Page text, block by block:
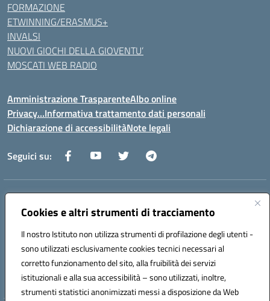
Cookies e altri strumenti di tracciamento
Il nostro Istituto non utilizza strumenti di profilazione degli utenti -
sono utilizzati esclusivamente cookies tecnici necessari al
corretto funzionamento del sito, alla fruibilità dei servizi
istituzionali e alla sua accessibilità – sono utilizzati, inoltre,
strumenti statistici anonimizzati messi a disposizione da Web
FORMAZIONE
ETWINNING/ERASMUS+
INVALSI
NUOVI GIOCHI DELLA GIOVENTU’
MOSCATI WEB RADIO
Amministrazione TrasparenteAlbo online
Privacy…Informativa trattamento dati personali
Dichiarazione di accessibilitàNote legali
Seguici su:
Indirizzo:
Centralino:089 201032 Email:saic88800v@istruzione.it
Codice fiscale: 80028930651
Codice meccanografico:
saic88800v
Codice unico di fatturazione (CUF): UFLEGP